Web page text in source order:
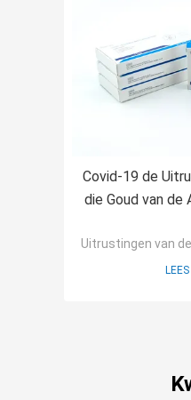
Covid-19 de
die Goud van de
wordt
Uitrustingen van